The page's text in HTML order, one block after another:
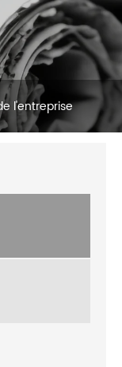
l'entreprise